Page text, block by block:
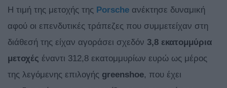
Η τιμή της μετοχής της Porsche ανέκτησε δυναμική
αφού οι επενδυτικές τράπεζες που συμμετείχαν στη
διάθεσή της είχαν αγοράσει σχεδόν 3,8 εκατομμύρια
μετοχές έναντι 312,8 εκατομμυρίων ευρώ ως μέρος
της λεγόμενης επιλογής greenshoe, που έχει